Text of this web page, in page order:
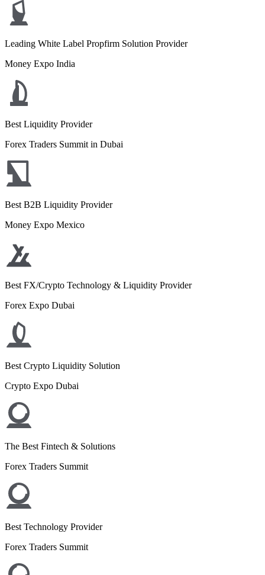
Leading White Label Propfirm Solution Provider
Money Expo India
Best Liquidity Provider
Forex Traders Summit in Dubai
Best B2B Liquidity Provider
Money Expo Mexico
Best FX/Crypto Technology & Liquidity Provider
Forex Expo Dubai
Best Crypto Liquidity Solution
Crypto Expo Dubai
The Best Fintech & Solutions
Forex Traders Summit
Best Technology Provider
Forex Traders Summit